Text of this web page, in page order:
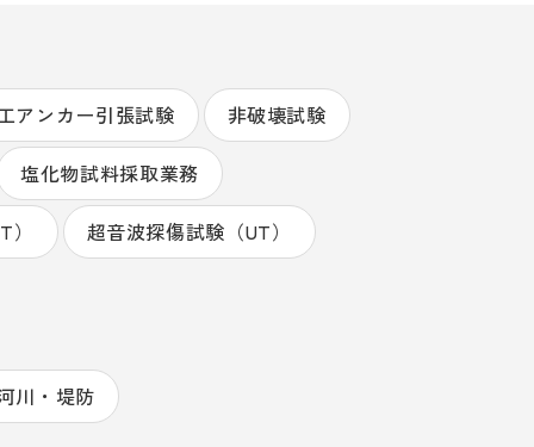
アンカー引張試験 非破壊試験
塩化物試料採取業務
超音波探傷試験（UT）
川・堤防